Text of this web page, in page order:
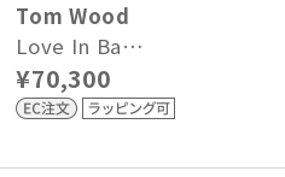
Tom Wood
Love In Ba…
¥70,300